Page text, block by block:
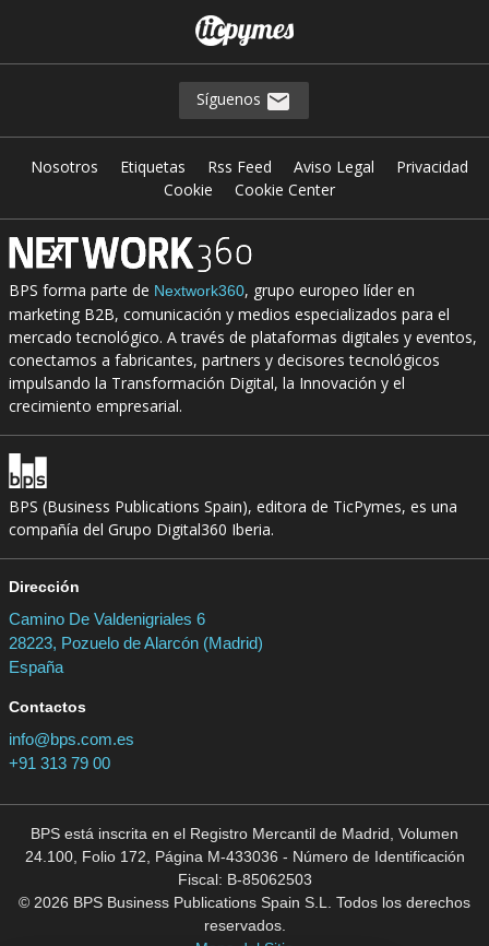
Síguenos
Nosotros Etiquetas Rss Feed Aviso Legal
Privacidad
Cookie
Cookie Center
BPS forma parte de Nextwork360, grupo europeo líder en
marketing B2B, comunicación y medios especializados para el
mercado tecnológico. A través de plataformas digitales y eventos,
conectamos a fabricantes, partners y decisores tecnológicos
impulsando la Transformación Digital, la Innovación y el
crecimiento empresarial.
BPS (Business Publications Spain), editora de TicPymes, es una
compañía del Grupo Digital360 Iberia.
Dirección
Camino De Valdenigriales 6
28223, Pozuelo de Alarcón (Madrid)
España
Contactos
info@bps.com.es
+91 313 79 00
BPS está inscrita en el Registro Mercantil de Madrid, Volumen
24.100, Folio 172, Página M-433036 - Número de Identificación
Fiscal: B-85062503
© 2026 BPS Business Publications Spain S.L. Todos los derechos
reservados.